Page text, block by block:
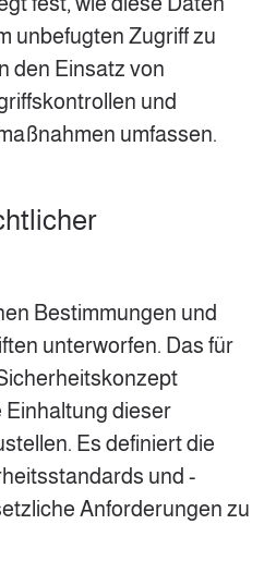
unbefugten Zugriff zu
den Einsatz von
und
umfassen.
Bestimmungen und
unterworfen. Das für
Einhaltung dieser
Es definiert die
und -
Anforderungen zu